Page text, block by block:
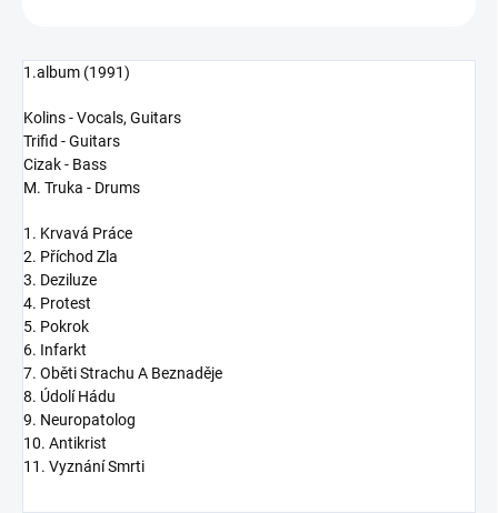
1.album (1991)
Kolins - Vocals, Guitars
Trifid - Guitars
Cizak - Bass
M. Truka - Drums
1. Krvavá Práce
2. Příchod Zla
3. Deziluze
4. Protest
5. Pokrok
6. Infarkt
7. Oběti Strachu A Beznaděje
8. Údolí Hádu
9. Neuropatolog
10. Antikrist
11. Vyznání Smrti